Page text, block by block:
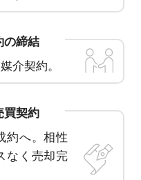
の締結
介契約。
買契約
約へ。相性
なく売却完